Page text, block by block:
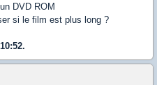
DVD ROM
si le film est plus long ?